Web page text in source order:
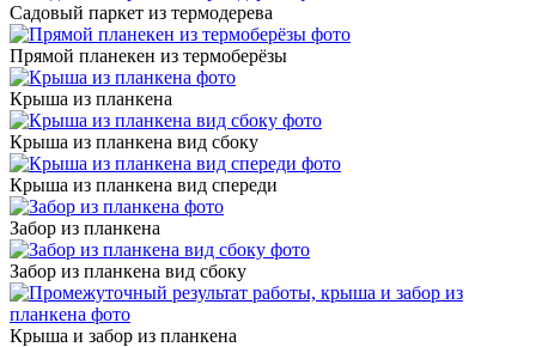
Садовый паркет из термодерева
Прямой планекен из термоберёзы
Крыша из планкена
Крыша из планкена вид сбоку
Крыша из планкена вид спереди
Забор из планкена
Забор из планкена вид сбоку
Крыша и забор из планкена